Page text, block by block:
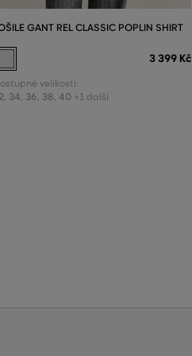
GANT REL CLASSIC POPLIN SHIRT
3 399 Kč
velikosti:
, 34, 36, 38, 40 +1 další